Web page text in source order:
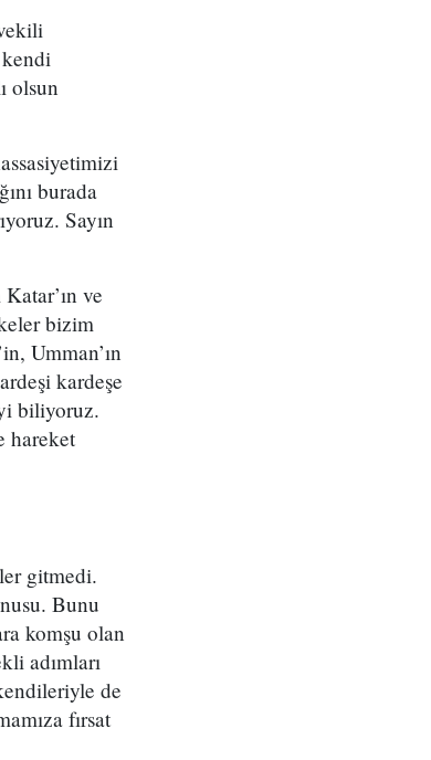
olsun
burada
Sayın
ve
bizim
Umman’ın
kardeşe
biliyoruz.
hareket
gitmedi.
Bunu
komşu olan
adımları
de
fırsat